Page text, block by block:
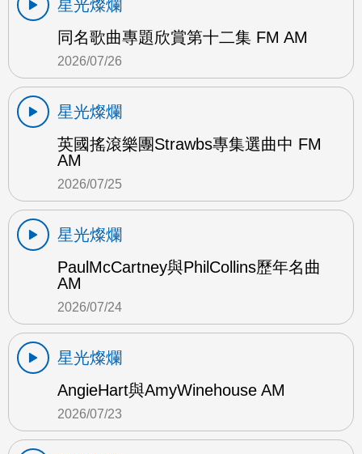
星光燦爛
同名歌曲專題欣賞第十二集 FM AM
2026/07/26
星光燦爛
英國搖滾樂團Strawbs專集選曲中 FM
AM
2026/07/25
星光燦爛
PaulMcCartney與PhilCollins歷年名曲
AM
2026/07/24
星光燦爛
AngieHart與AmyWinehouse AM
2026/07/23